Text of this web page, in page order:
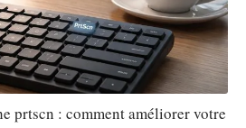
prtscn : comment améliorer votre